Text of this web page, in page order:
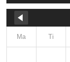
Ma Ti